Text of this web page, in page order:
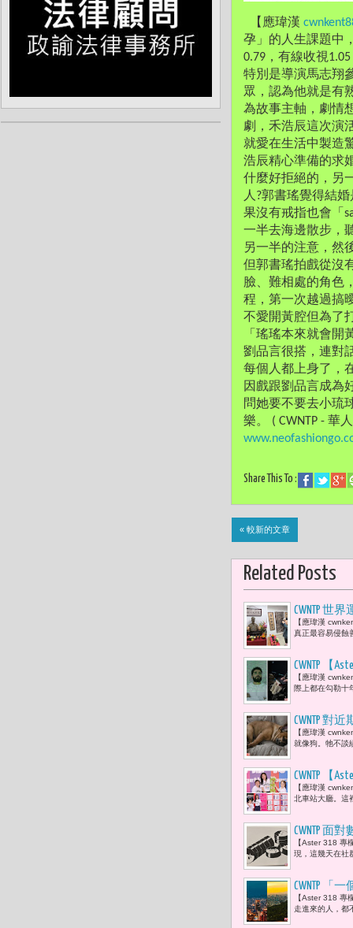
  【應瑋漢
孕」的人生課題中
0.79，有線收視
特別是導演馬志翔
眾，認為他就是有
為故事主軸，劇情
劇，禾浩辰這次演
就愛在生活中製造
浩辰精心準備的求
什麼好拒絕的，另
人?郭書瑤覺得結
果沒有戒指也會「
一半去海邊散步，
另一半的注意，然
但郭書瑤拍戲從沒
臉、難相處的角色
程，第一次越過搞
不愛開黃腔但為了
「瑤瑤本來就會
劉品言很搭，連對
每個人都上身了，
因戲跟劉品言成為
問她要不要去小琉
樂。 ( CWNTP - 華
Share This To :
« 較新的文章
Related Posts
CWNTP 世
的方式，
【應瑋漢
真正最容易侵蝕
CWNTP 【
心智與文明
【應瑋漢
際上都在勾勒十
CWNTP 對
易， 而是
【應瑋漢
就像狗。牠不談
CWNTP 【
圈模範生
【應瑋漢
北車站大廳。這
CWNTP 面
獎勵機制
【Aster 318 專
現，這幾天在社
CWNTP 「
盤。」.....
【Aster 318 專
走進來的人，都